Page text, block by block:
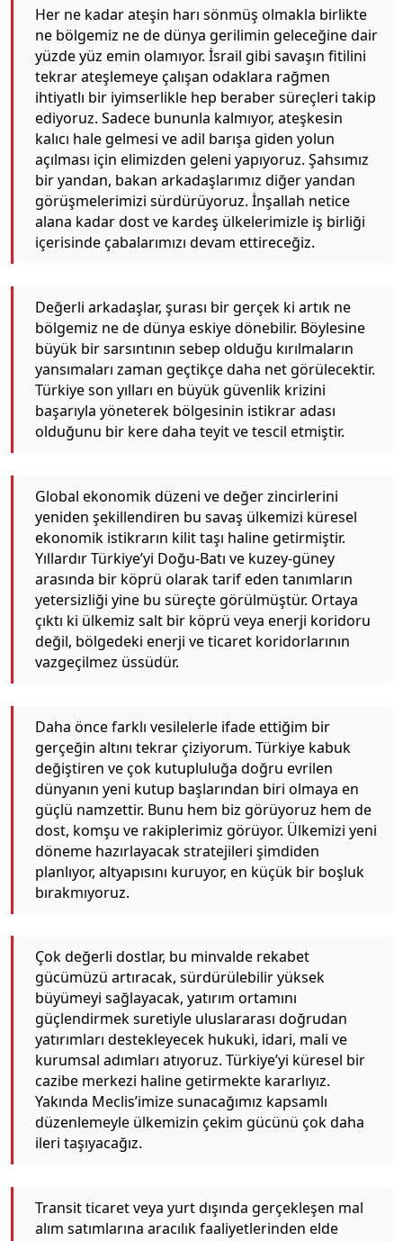
Her ne kadar ateşin harı sönmüş olmakla birlikte
ne bölgemiz ne de dünya gerilimin geleceğine dair
yüzde yüz emin olamıyor. İsrail gibi savaşın fitilini
tekrar ateşlemeye çalışan odaklara rağmen
ihtiyatlı bir iyimserlikle hep beraber süreçleri takip
ediyoruz. Sadece bununla kalmıyor, ateşkesin
kalıcı hale gelmesi ve adil barışa giden yolun
açılması için elimizden geleni yapıyoruz. Şahsımız
bir yandan, bakan arkadaşlarımız diğer yandan
görüşmelerimizi sürdürüyoruz. İnşallah netice
alana kadar dost ve kardeş ülkelerimizle iş birliği
içerisinde çabalarımızı devam ettireceğiz.
Değerli arkadaşlar, şurası bir gerçek ki artık ne
bölgemiz ne de dünya eskiye dönebilir. Böylesine
büyük bir sarsıntının sebep olduğu kırılmaların
yansımaları zaman geçtikçe daha net görülecektir.
Türkiye son yılları en büyük güvenlik krizini
başarıyla yöneterek bölgesinin istikrar adası
olduğunu bir kere daha teyit ve tescil etmiştir.
Global ekonomik düzeni ve değer zincirlerini
yeniden şekillendiren bu savaş ülkemizi küresel
ekonomik istikrarın kilit taşı haline getirmiştir.
Yıllardır Türkiye’yi Doğu-Batı ve kuzey-güney
arasında bir köprü olarak tarif eden tanımların
yetersizliği yine bu süreçte görülmüştür. Ortaya
çıktı ki ülkemiz salt bir köprü veya enerji koridoru
değil, bölgedeki enerji ve ticaret koridorlarının
vazgeçilmez üssüdür.
Daha önce farklı vesilelerle ifade ettiğim bir
gerçeğin altını tekrar çiziyorum. Türkiye kabuk
değiştiren ve çok kutupluluğa doğru evrilen
dünyanın yeni kutup başlarından biri olmaya en
güçlü namzettir. Bunu hem biz görüyoruz hem de
dost, komşu ve rakiplerimiz görüyor. Ülkemizi yeni
döneme hazırlayacak stratejileri şimdiden
planlıyor, altyapısını kuruyor, en küçük bir boşluk
bırakmıyoruz.
Çok değerli dostlar, bu minvalde rekabet
gücümüzü artıracak, sürdürülebilir yüksek
büyümeyi sağlayacak, yatırım ortamını
güçlendirmek suretiyle uluslararası doğrudan
yatırımları destekleyecek hukuki, idari, mali ve
kurumsal adımları atıyoruz. Türkiye’yi küresel bir
cazibe merkezi haline getirmekte kararlıyız.
Yakında Meclis’imize sunacağımız kapsamlı
düzenlemeyle ülkemizin çekim gücünü çok daha
ileri taşıyacağız.
Transit ticaret veya yurt dışında gerçekleşen mal
alım satımlarına aracılık faaliyetlerinden elde